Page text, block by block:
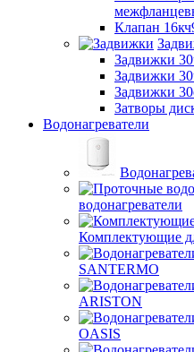
Клапан
Задвижки
Задвижки
Задвижки
Затворы
Водонагреватели
водонагреватели
Комплектующие
SANTERMO
ARISTON
OASIS